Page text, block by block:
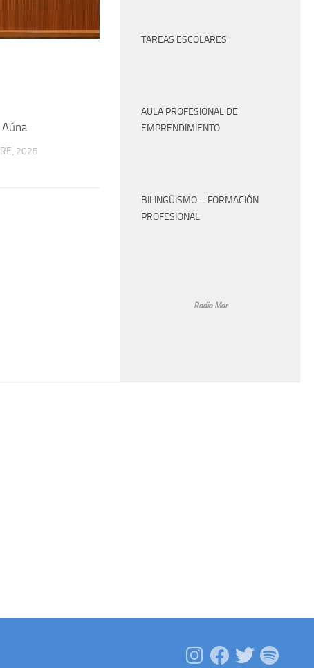
2025
TAREAS ESCOLARES
AULA PROFESIONAL DE
EMPRENDIMIENTO
BILINGÜISMO – FORMACIÓN
PROFESIONAL
Radio Mor